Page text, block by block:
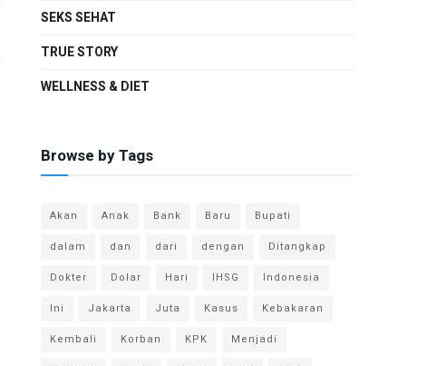
SEKS SEHAT
TRUE STORY
WELLNESS & DIET
Browse by Tags
Akan Anak Bank Baru
Bupati
dalam
dan dari dengan
Ditangkap
Dokter
Dolar Hari IHSG
Indonesia
Ini
Jakarta Juta Kasus
Kebakaran
Kembali
Korban KPK
Menjadi